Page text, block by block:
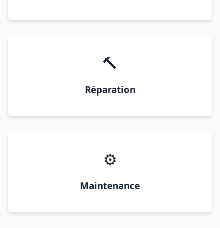
🔨
Réparation
⚙️
Maintenance